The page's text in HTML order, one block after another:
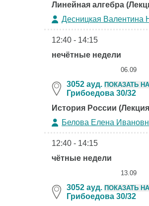
Линейная алгебра
Десницкая Валентина
12:40 - 14:15
нечётные недели
06.09
3052 ауд. ПОКАЗАТЬ
Грибоедова 30/32
История России
Белова Елена
12:40 - 14:15
чётные недели
13.09
3052 ауд. ПОКАЗАТЬ
Грибоедова 30/32